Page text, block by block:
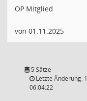
OP Mitglied
von 01.11.2025
5 Sätze
Letzte Änderung:
06:04:22